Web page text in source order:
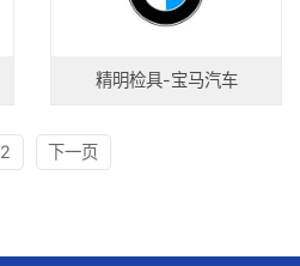
精明检具-宝马汽车
2 下一页